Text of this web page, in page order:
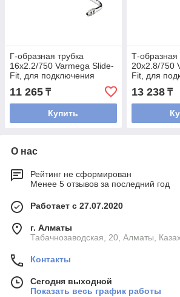
Г-образная трубка
16х2.2/750 Varmega Slide-
Fit, для подключения
радиатора
11 265 ₸
Купить
Т-образная
20х2.8/750
Fit, для
радиатора
13 238₸
О нас
Рейтинг не сформирован
Менее 5 отзывов за последний год
Работает с 27.07.2020
г. Алматы
Табачнозаводская, 20, Алматы,
Контакты
Сегодня выходной
Показать весь график работы